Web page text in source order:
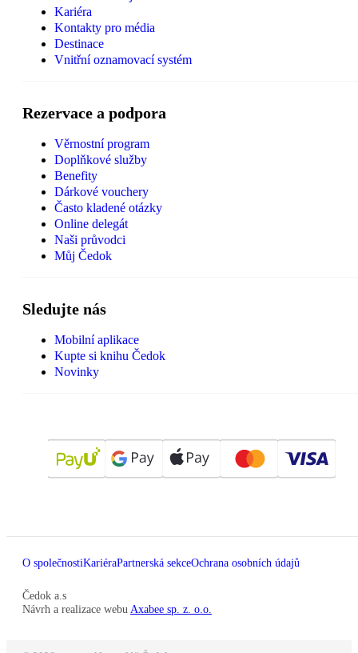
Kariéra
Kontakty pro média
Destinace
Vnitřní oznamovací systém
Rezervace a podpora
Věrnostní program
Doplňkové služby
Benefity
Dárkové vouchery
Často kladené otázky
Online delegát
Naši průvodci
Můj Čedok
Sledujte nás
Mobilní aplikace
Kupte si knihu Čedok
Novinky
O společnostiKariéraPartnerská sekceOchrana osobních údajů
Čedok a.s
Návrh a realizace webu Axabee sp. z. o.o.